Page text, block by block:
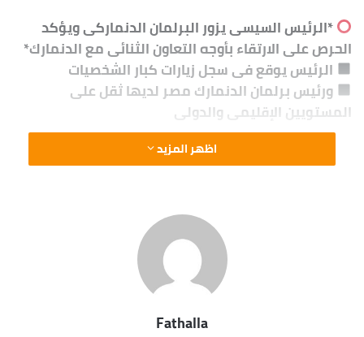
*الرئيس السيسى يزور البرلمان الدنماركى ويؤكد
الحرص على الارتقاء بأوجه التعاون الثنائى مع الدنمارك*
الرئيس يوقع فى سجل زيارات كبار الشخصيات
ورئيس برلمان الدنمارك مصر لديها ثقل على
المستويين الإقليمى والدولى
*الرئيس السيسى* يقيم مأدبة عشاء على شرف ملك
الدنمارك فى ختام زيارته لكوبنهاجن
*رئيس الوزراء يشارك فى فعاليات الجلسة الافتتاحية
*أمير قطر يستقبل رئيس الوزراء* ويعرب عن تقديره
لدور مصر الريادى فى محيطها العالمى والإقليمى
ويؤكد حرصه على استمرار فتح قنوات اتصال دائمة مع
اظهر المزيد
Fathalla